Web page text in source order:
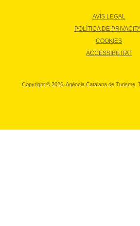
AVÍS LEGAL
POLÍTICA DE
COOKIES
ACCESSIBILITAT
Copyright © 2026. Agència Catalana de Turisme.